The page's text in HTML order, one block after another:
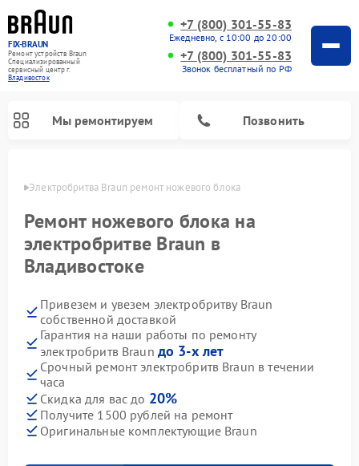
FIX-BRAUN
Ремонт устройств Braun
Специализированный
cервисный центр г.
Владивосток
+7 (800) 301-55-83
Ежедневно, с 10:00 до 20:00
+7 (800) 301-55-83
Звонок бесплатный по РФ
Мы ремонтируем Позвонить
Электробритва Braun ремонт ножевого блока
Ремонт ножевого блока на
электробритве Braun в
Владивостоке
Привезем и увезем электробритву Braun
собственной доставкой
Гарантия на наши работы по ремонту
электробритв Braun до 3-х лет
Срочный ремонт электробритв Braun в течении
часа
Скидка для вас до 20%
Получите 1500 рублей на ремонт
Оригинальные комплектующие Braun